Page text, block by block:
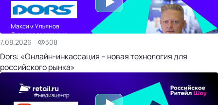
7.08.2026 308
Dors: «Онлайн-инкассация – новая технология для
российского рынка»